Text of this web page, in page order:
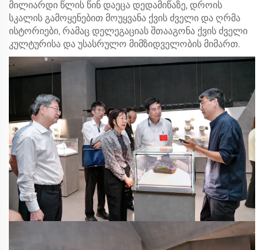
მილიარდი წლის წინ დაეცა დედამიწაზე, დროის
სკალის გამოყენებით მოუყვანა ქვის ძველი და ღრმა
ისტორიები, რამაც დელეგაციას შთააგონა ქვის ძველი
კულტურისა და უსასრულო მიმზიდველობის მიმართ.